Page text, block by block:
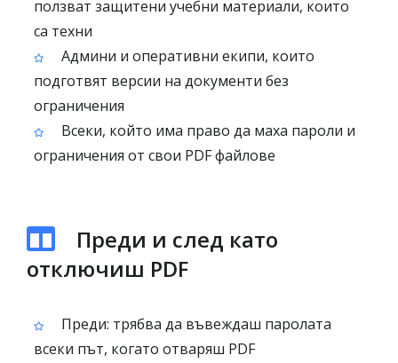
ползват защитени учебни материали, които
са техни
Админи и оперативни екипи, които
подготвят версии на документи без
ограничения
Всеки, който има право да маха пароли и
ограничения от свои PDF файлове
Преди и след като
отключиш PDF
Преди: трябва да въвеждаш паролата
всеки път, когато отваряш PDF